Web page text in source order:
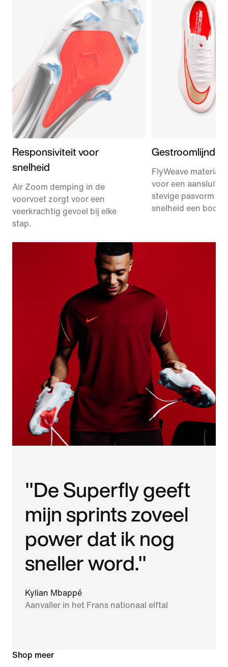
Responsiviteit voor
snelheid
Air Zoom demping in de
voorvoet zorgt voor een
veerkrachtig gevoel bij elke
stap.
Gestroomlijnde
FlyWeave
voor een
stevige pasvorm
snelheid een boost
"De Superfly geeft
mijn sprints zoveel
power dat ik nog
sneller word."
Kylian Mbappé
Aanvaller in het Frans nationaal elftal
Shop meer